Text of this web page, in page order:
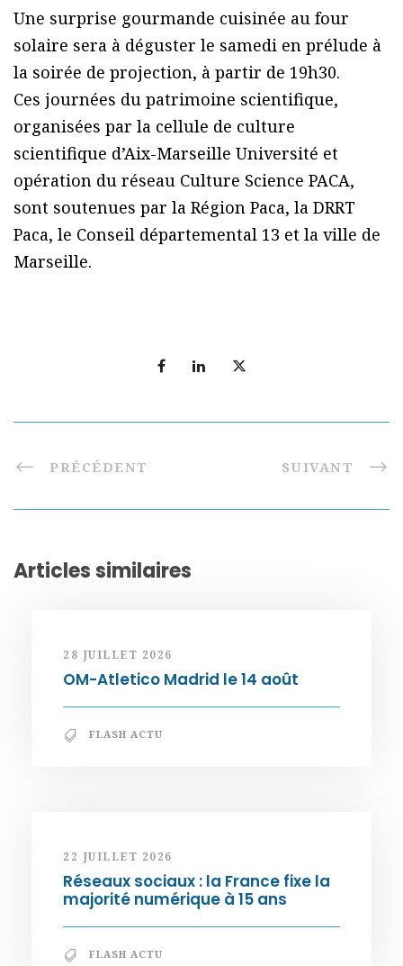
Une surprise gourmande cuisinée au four
solaire sera à déguster le samedi en prélude à
la soirée de projection, à partir de 19h30.
Ces journées du patrimoine scientifique,
organisées par la cellule de culture
scientifique d’Aix-Marseille Université et
opération du réseau Culture Science PACA,
sont soutenues par la Région Paca, la DRRT
Paca, le Conseil départemental 13 et la ville de
Marseille.
PRÉCÉDENT SUIVANT
Articles similaires
28 JUILLET 2026
OM-Atletico Madrid le 14 août
FLASH ACTU
22 JUILLET 2026
Réseaux sociaux : la France fixe la
majorité numérique à 15 ans
FLASH ACTU